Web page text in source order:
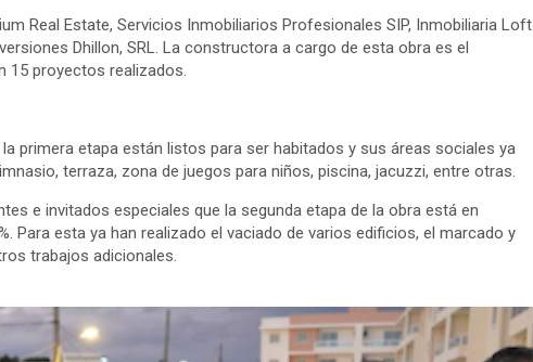
Real Estate, Servicios Inmobiliarios Profesionales SIP, Inmobiliaria Loft
Dhillon, SRL. La constructora a cargo de esta obra es el
15 proyectos realizados.
primera etapa están listos para ser habitados y sus áreas sociales ya
terraza, zona de juegos para niños, piscina, jacuzzi, entre otras.
e invitados especiales que la segunda etapa de la obra está en
Para esta ya han realizado el vaciado de varios edificios, el marcado y
trabajos adicionales.